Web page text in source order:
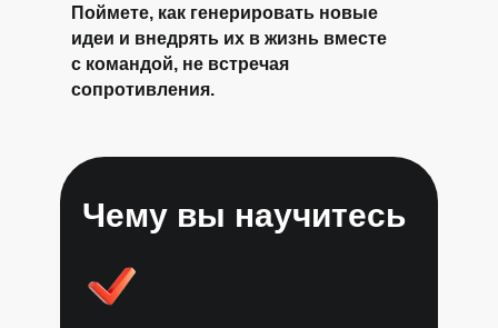
Поймете, как генерировать новые
идеи и внедрять их в жизнь вместе
с командой, не встречая
сопротивления.
Чему вы научитесь